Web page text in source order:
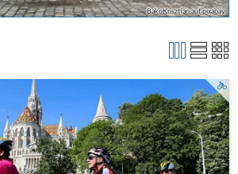
BakoKrisztian auf pixabay